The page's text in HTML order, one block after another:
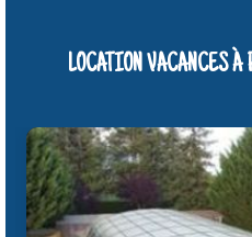
LOCATION VACANCES